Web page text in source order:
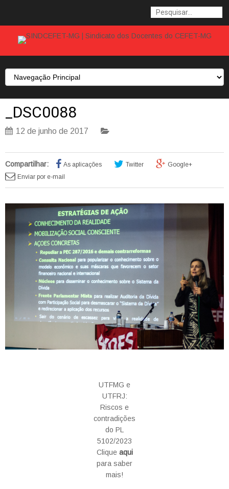
_DSC0088
12 de junho de 2017
Compartilhar: As aplicações Twitter
Google+
Enviar por e-mail
UTFMG e
UTFRJ:
Riscos e
contradições
do PL
5102/2023
Clique aqui
para saber
mais!